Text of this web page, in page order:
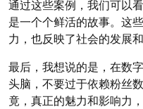
通过这些案例，我们可以
是一个个鲜活的故事。这
力，也反映了社会的发展和
最后，我想说的是，在数
头脑，不要过于依赖粉丝
竟，真正的魅力和影响力